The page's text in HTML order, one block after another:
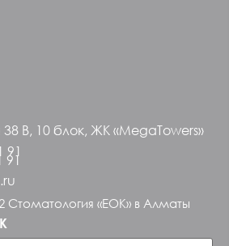
В, 10 блок, ЖК «MegaTowers»
91
91
Стоматология «ЕОК» в Алматы